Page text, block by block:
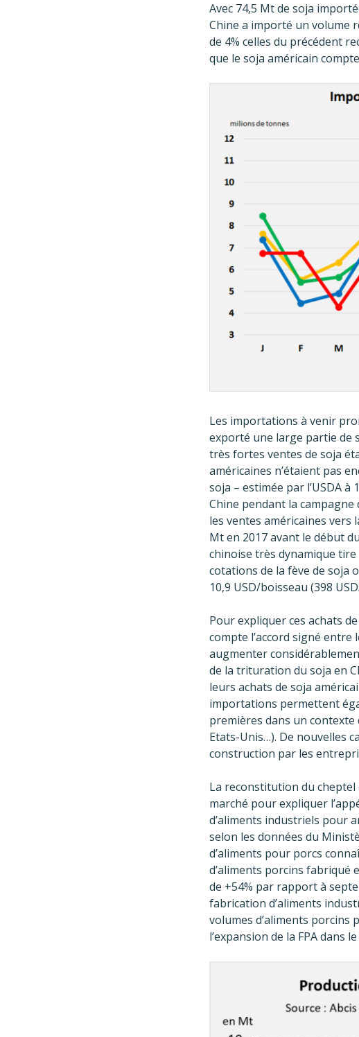
Avec 74,5 Mt de soja
Chine a importé un volume
de 4% celles du précédent
que le soja américain
Les importations à venir
exporté une large partie de
très fortes ventes de soja
américaines n’étaient pas
soja – estimée par l’USDA
Chine pendant la
les ventes américaines vers
Mt en 2017 avant le début
chinoise très dynamique
cotations de la fève de soja
10,9 USD/boisseau (398
Pour expliquer ces achats
compte l’accord signé entre
augmenter
de la trituration du soja en
leurs achats de soja
importations permettent
premières dans un contexte
Etats-Unis…). De nouvelles
construction par les
La reconstitution du cheptel
marché pour expliquer
d’aliments industriels pour
selon les données du
d’aliments pour porcs
d’aliments porcins fabriqué
de +54% par rapport à
fabrication d’aliments
volumes d’aliments
l’expansion de la FPA dans